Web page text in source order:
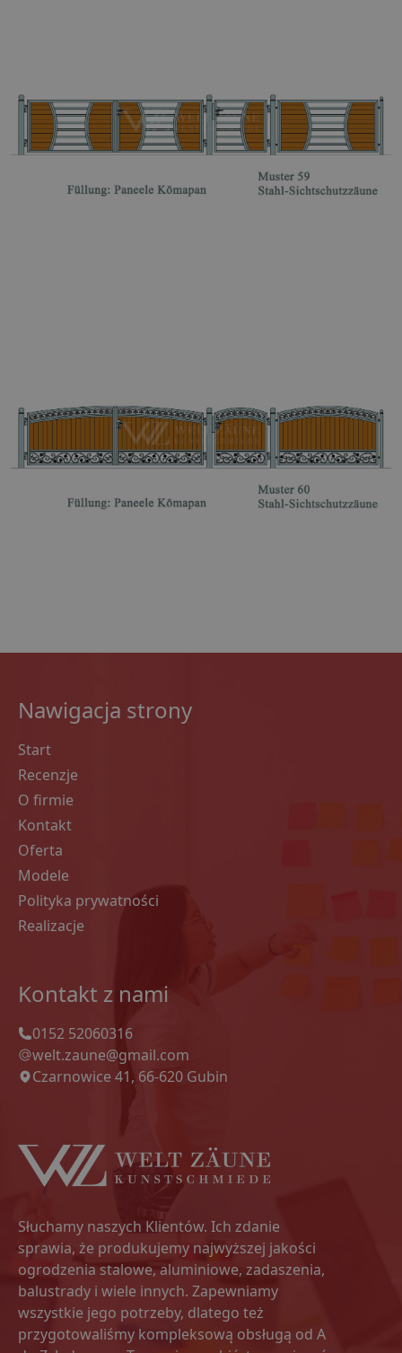
Nawigacja strony
Start
Recenzje
O firmie
Kontakt
Oferta
Modele
Polityka prywatności
Realizacje
Kontakt z nami
0152 52060316
welt.zaune@gmail.com
Czarnowice 41, 66-620 Gubin
Słuchamy naszych Klientów. Ich zdanie
sprawia, że produkujemy najwyższej jakości
ogrodzenia stalowe, aluminiowe, zadaszenia,
balustrady i wiele innych. Zapewniamy
wszystkie jego potrzeby, dlatego też
przygotowaliśmy kompleksową obsługą od A